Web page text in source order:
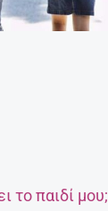
το παιδί μου;